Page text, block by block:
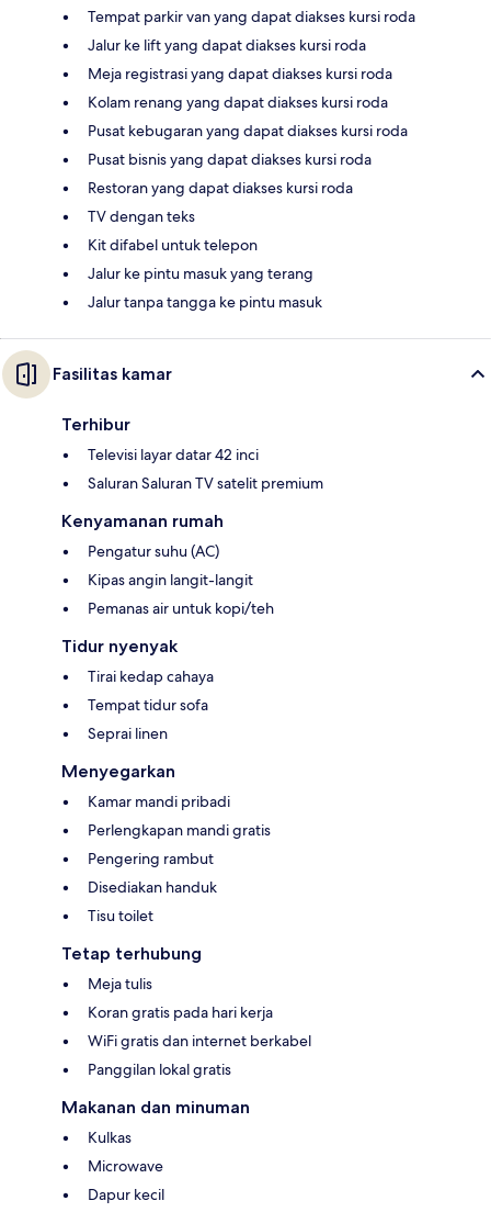
Tempat parkir van yang dapat diakses kursi roda
Jalur ke lift yang dapat diakses kursi roda
Meja registrasi yang dapat diakses kursi roda
Kolam renang yang dapat diakses kursi roda
Pusat kebugaran yang dapat diakses kursi roda
Pusat bisnis yang dapat diakses kursi roda
Restoran yang dapat diakses kursi roda
TV dengan teks
Kit difabel untuk telepon
Jalur ke pintu masuk yang terang
Jalur tanpa tangga ke pintu masuk
Fasilitas kamar
Terhibur
Televisi layar datar 42 inci
Saluran Saluran TV satelit premium
Kenyamanan rumah
Pengatur suhu (AC)
Kipas angin langit-langit
Pemanas air untuk kopi/teh
Tidur nyenyak
Tirai kedap cahaya
Tempat tidur sofa
Seprai linen
Menyegarkan
Kamar mandi pribadi
Perlengkapan mandi gratis
Pengering rambut
Disediakan handuk
Tisu toilet
Tetap terhubung
Meja tulis
Koran gratis pada hari kerja
WiFi gratis dan internet berkabel
Panggilan lokal gratis
Makanan dan minuman
Kulkas
Microwave
Dapur kecil